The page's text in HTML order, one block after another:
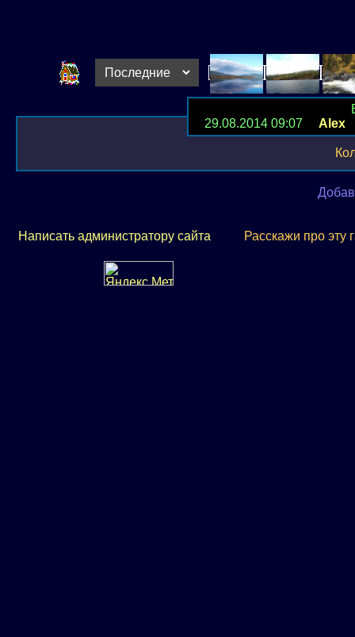
29.08.2014 09:07 Alex
Написать администратору сайта Расскажи про эту